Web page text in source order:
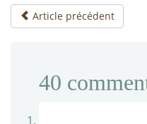
Article précédent
40